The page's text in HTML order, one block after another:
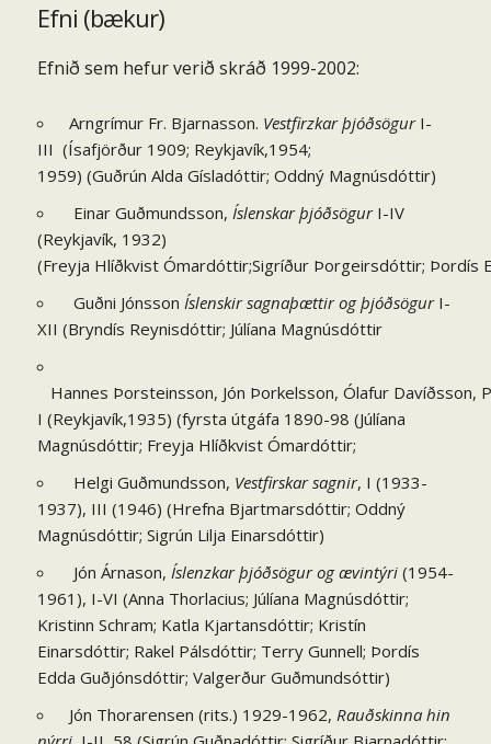
Efni (bækur)
Efnið sem hefur verið skráð 1999-2002:
Arngrímur Fr. Bjarnasson. Vestfirzkar þjóðsögurI-
III (Ísafjörður 1909; Reykjavík,1954;
1959) (Guðrún Alda Gísladóttir; Oddný Magnúsdóttir)
Einar Guðmundsson, Íslenskar þjóðsögurI-IV
(Reykjavík, 1932)
(Freyja Hlíðkvist Ómardóttir;Sigríður Þorgeirsdóttir; Þordís
Guðni Jónsson Íslenskir sagnaþættir og þjóðsögurI-
XII (Bryndís Reynisdóttir; Júlíana Magnúsdóttir
Hannes Þorsteinsson, Jón Þorkelsson, Ólafur Davíðsson,
I (Reykjavík,1935) (fyrsta útgáfa 1890-98 (Júlíana
Magnúsdóttir; Freyja Hlíðkvist Ómardóttir;
Helgi Guðmundsson, Vestfirskar sagnir, I (1933-
1937), III (1946) (Hrefna Bjartmarsdóttir; Oddný
Magnúsdóttir; Sigrún Lilja Einarsdóttir)
Jón Árnason, Íslenzkar þjóðsögur og ævintýri(1954-
1961), I-VI (Anna Thorlacius; Júlíana Magnúsdóttir;
Kristinn Schram; Katla Kjartansdóttir; Kristín
Einarsdóttir; Rakel Pálsdóttir; Terry Gunnell; Þordís
Edda Guðjónsdóttir; Valgerður Guðmundsóttir)
Jón Thorarensen (rits.) 1929-1962, Rauðskinna hin